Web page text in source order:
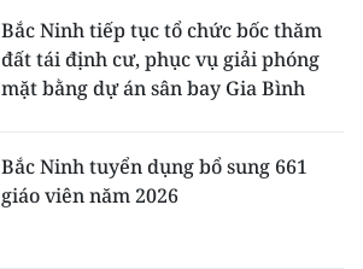
Bắc Ninh tiếp tục tổ chức bốc thăm
đất tái định cư, phục vụ giải phóng
mặt bằng dự án sân bay Gia Bình
Bắc Ninh tuyển dụng bổ sung 661
giáo viên năm 2026